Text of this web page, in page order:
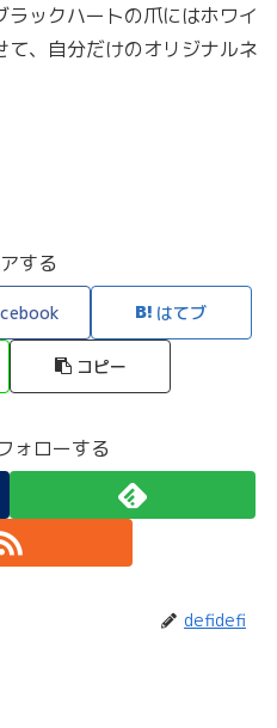
ラックハートの爪にはホワイ
て、自分だけのオリジナルネ
する
はてブ
コピー
ォローする
defidefi